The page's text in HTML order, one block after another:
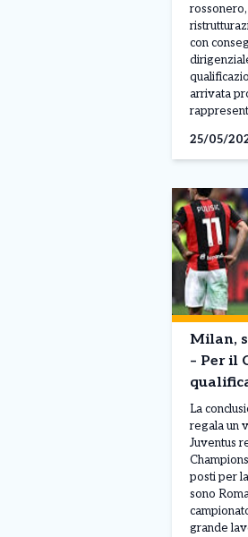
con
arrivata
25/05/
Milan,
– Per il
League
La
regala un
Juventus
posti per
sono
grande